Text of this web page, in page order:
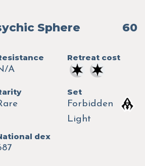
Sphere 60
A
Retreat cost
Set
Forbidden
Light
dex